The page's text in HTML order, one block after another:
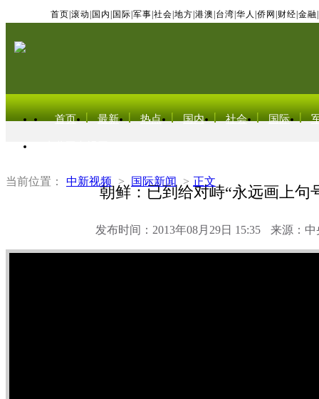
首页 滚动 国内 国际 军事 社会 地方 港澳 台湾 华人 侨网 财经 金融
首页 最新 热点 国内 社会 国际
当前位置： 中新视频 > 国际新闻 > 正文
朝鲜：已到给对峙“永远画上句
发布时间：2013年08月29日 15:35 来源：中